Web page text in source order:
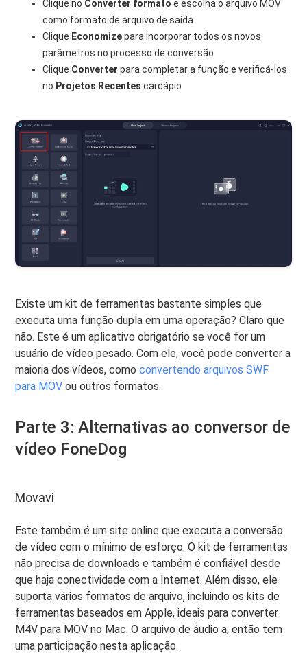
Clique no Converter formato e escolha o arquivo MOV
como formato de arquivo de saída
Clique Economizepara incorporar todos os novos
parâmetros no processo de conversão
Clique Converter para completar a função e verificá-los
no Projetos Recentes cardápio
Existe um kit de ferramentas bastante simples que
executa uma função dupla em uma operação? Claro que
não. Este é um aplicativo obrigatório se você for um
usuário de vídeo pesado. Com ele, você pode converter a
maioria dos vídeos, comoconvertendo arquivos SWF
para MOV ou outros formatos.
Parte 3: Alternativas ao conversor de
vídeo FoneDog
Movavi
Este também é um site online que executa a conversão
de vídeo com o mínimo de esforço. O kit de ferramentas
não precisa de downloads e também é confiável desde
que haja conectividade com a Internet. Além disso, ele
suporta vários formatos de arquivo, incluindo os kits de
ferramentas baseados em Apple, ideais para converter
M4V para MOV no Mac. O arquivo de áudio a; então tem
uma participação nesta aplicação.